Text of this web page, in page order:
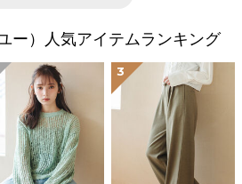
ー）人気アイテムランキング
3